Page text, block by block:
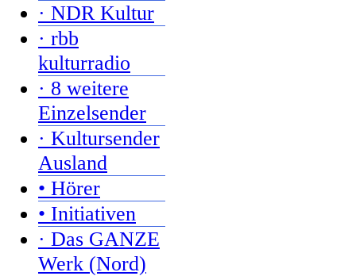
· NDR Kultur
· rbb
kulturradio
· 8 weitere
Einzelsender
· Kultursender
Ausland
• Hörer
• Initiativen
· Das GANZE
Werk (Nord)